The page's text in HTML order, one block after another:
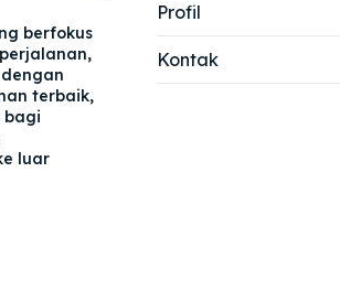
berfokus
terbaik,
bagi
luar
Profil
Kontak